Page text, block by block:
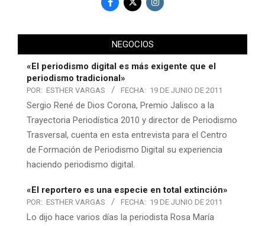
NEGOCIOS
«El periodismo digital es más exigente que el
periodismo tradicional»
POR: ESTHER VARGAS FECHA: 19 DE JUNIO DE 2011
Sergio René de Dios Corona, Premio Jalisco a la
Trayectoria Periodística 2010 y director de Periodismo
Trasversal, cuenta en esta entrevista para el Centro
de Formación de Periodismo Digital su experiencia
haciendo periodismo digital.
«El reportero es una especie en total extinción»
POR: ESTHER VARGAS FECHA: 19 DE JUNIO DE 2011
Lo dijo hace varios días la periodista Rosa María